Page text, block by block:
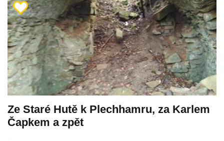
Ze Staré Hutě k Plechhamru, za Karlem
Čapkem a zpět